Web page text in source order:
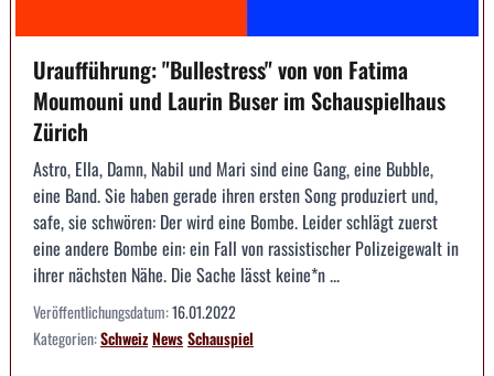
Uraufführung: "Bullestress" von von Fatima
Moumouni und Laurin Buser im Schauspielhaus
Zürich
Astro, Ella, Damn, Nabil und Mari sind eine Gang, eine Bubble,
eine Band. Sie haben gerade ihren ersten Song produziert und,
safe, sie schwören: Der wird eine Bombe. Leider schlägt zuerst
eine andere Bombe ein: ein Fall von rassistischer Polizeigewalt in
ihrer nächsten Nähe. Die Sache lässt keine*n ...
Veröffentlichungsdatum:16.01.2022
Kategorien:SchweizNewsSchauspiel